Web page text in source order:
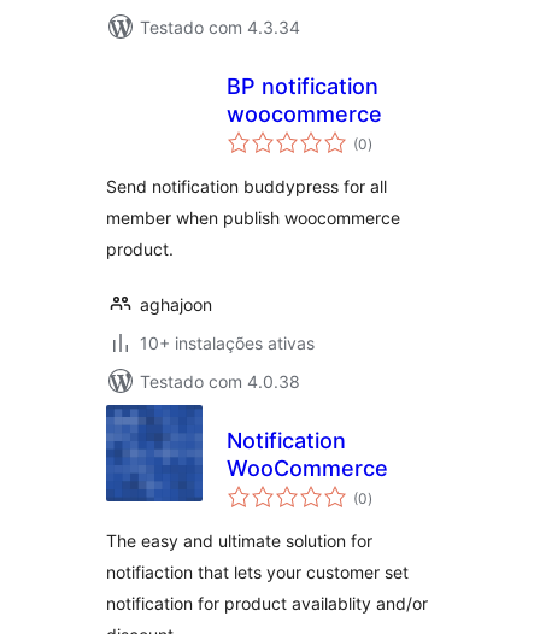
Testado com 4.3.34
BP notification
woocommerce
(0avaliações
totais
)
Send notification buddypress for all
member when publish woocommerce
product.
aghajoon
10+ instalações ativas
Testado com 4.0.38
Notification
WooCommerce
(0avaliações
totais
)
The easy and ultimate solution for
notifiaction that lets your customer set
notification for product availablity and/or